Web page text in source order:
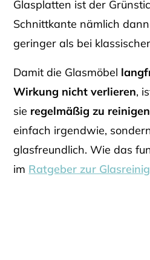
Glasplatten ist der
Schnittkante nämlich
geringer als bei
Damit die Glasmöbel
Wirkung nicht verlieren,
sie regelmäßig zu reinigen
einfach irgendwie,
glasfreundlich. Wie das
im Ratgeber zur